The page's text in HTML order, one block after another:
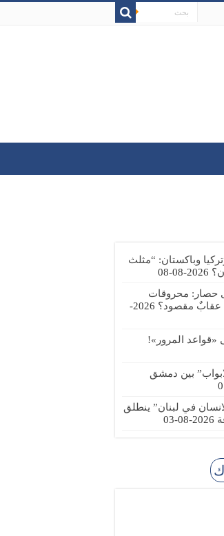
وباكستان: “مثلث
2026-08-08
حصار: محروقات
عقابٌ مقصود؟
2026-
«قواعد المرور»!
بين دمشق
في لبنان” ينطلق
2026-08-03